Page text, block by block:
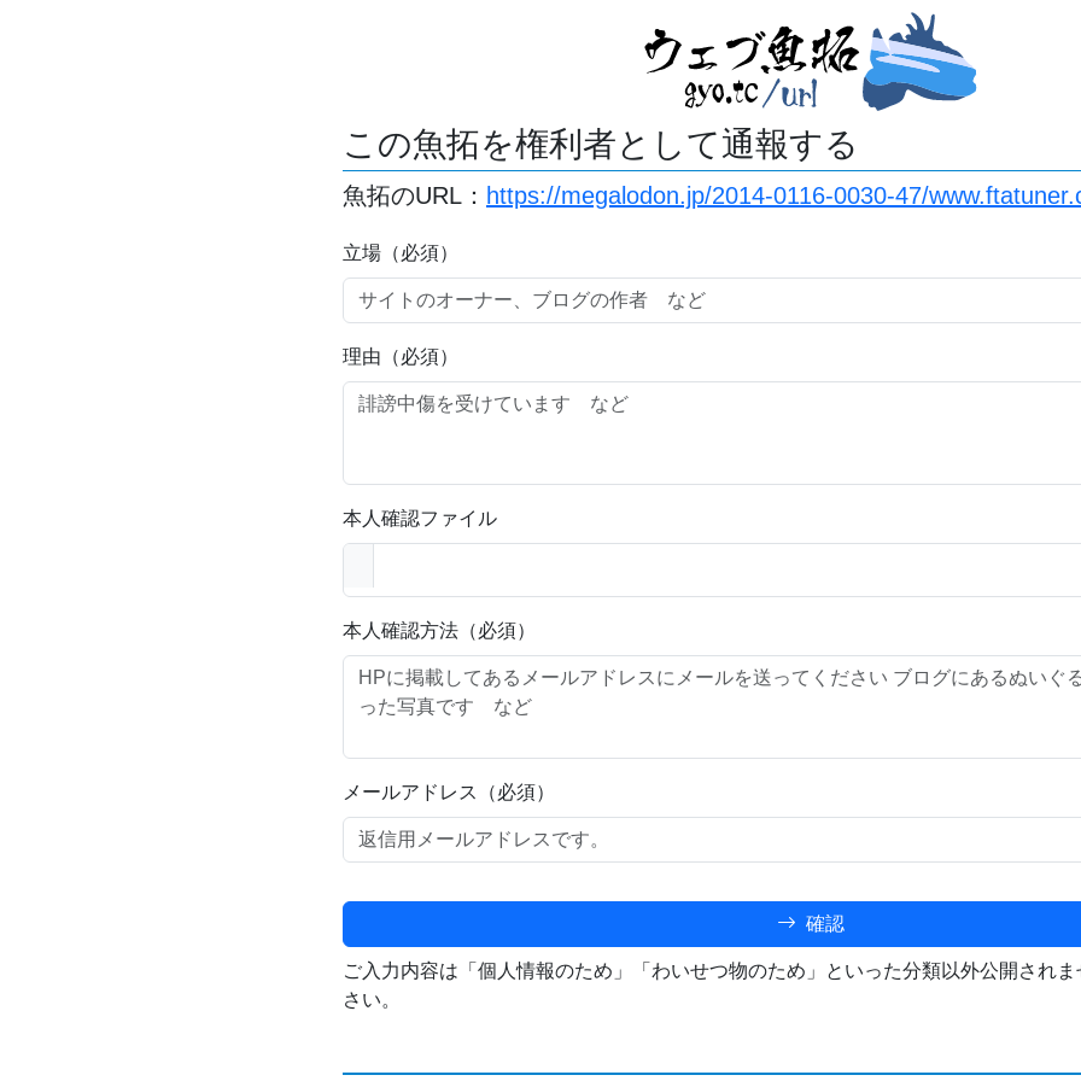
この魚拓を権利者として通報する
魚拓のURL： https://megalodon.jp/2014-0116-0030-47/
立場（必須）
理由（必須）
本人確認ファイル
本人確認方法（必須）
メールアドレス（必須）
確認
ご入力内容は「個人情報のため」「わいせつ物のため」といった分類以外公開され
さい。